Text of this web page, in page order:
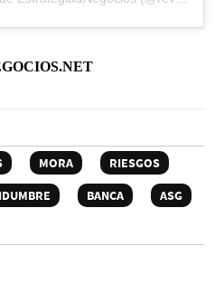
MORA
RIESGOS
BANCA
ASG